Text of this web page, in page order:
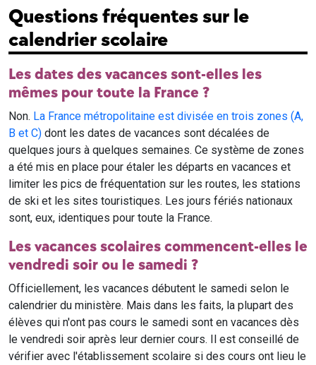
Questions fréquentes sur le
calendrier scolaire
Les dates des vacances sont-elles les
mêmes pour toute la France ?
Non. La France métropolitaine est divisée en trois zones (A,
B et C) dont les dates de vacances sont décalées de
quelques jours à quelques semaines. Ce système de zones
a été mis en place pour étaler les départs en vacances et
limiter les pics de fréquentation sur les routes, les stations
de ski et les sites touristiques. Les jours fériés nationaux
sont, eux, identiques pour toute la France.
Les vacances scolaires commencent-elles le
vendredi soir ou le samedi ?
Officiellement, les vacances débutent le samedi selon le
calendrier du ministère. Mais dans les faits, la plupart des
élèves qui n'ont pas cours le samedi sont en vacances dès
le vendredi soir après leur dernier cours. Il est conseillé de
vérifier avec l'établissement scolaire si des cours ont lieu le